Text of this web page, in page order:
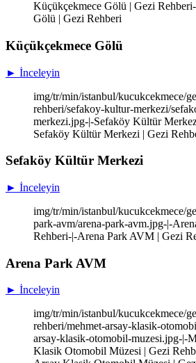
Küçükçekmece Gölü | Gezi
Gölü | Gezi Rehberi
Küçükçekmece Gölü
► İnceleyin
img/tr/min/istanbul/kucukcekmece/
rehberi/sefakoy-kultur-merkezi/
merkezi.jpg-|-Sefaköy Kültür
Sefaköy Kültür Merkezi | Gezi
Sefaköy Kültür Merkezi
► İnceleyin
img/tr/min/istanbul/kucukcekmece/
park-avm/arena-park-avm.jpg-|-
Rehberi-|-Arena Park AVM | Gezi
Arena Park AVM
► İnceleyin
img/tr/min/istanbul/kucukcekmece/
rehberi/mehmet-arsay-klasik-
arsay-klasik-otomobil-muzesi.jpg-|-
Klasik Otomobil Müzesi | Gezi